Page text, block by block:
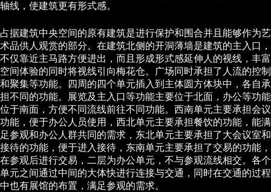
轴线，使建筑更有形式感。
占据建筑中央空间的原有建筑是进行保护和围合并且能够作为艺
术品供人观赏的部分。在建筑北侧的开洞薄墙是建筑的主入口，
不仅靠近主马路方便进出，而且形成形式感延伸人的视线，丰富
空间体验的同时将视线引向梅花仓。广场同时承担了人流的控制
和聚集等功能。四周的四个单元插入到主体圆方体块中，各自承
担不同的功能。展览及主入口等功能主要位于北面，办公等功能
位于南面，方便不同流线前往不同功能。西南单元主要承担会议
功能，便于办公人员使用，西北单元主要承担餐饮的功能，能满
足参观和办公人群共同的需求，东北单元主要承担了大会议室和
接待的功能，便于进入接待，东南单元主要承担了交易的功能，
在参观后进行交易，二层为办公单元，不与参观流线相交。各个
单元之间通过中间的大体快进行连接与交通，同时在交通的过程
中也有展馆的布置，满足参观的需求。